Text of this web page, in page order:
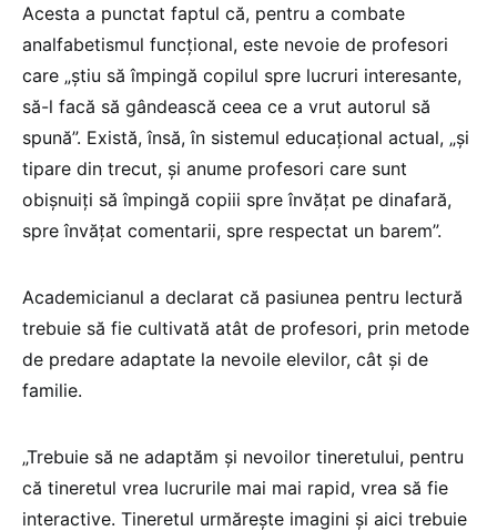
Acesta a punctat faptul că, pentru a combate
analfabetismul funcțional, este nevoie de profesori
care „știu să împingă copilul spre lucruri interesante,
să-l facă să gândească ceea ce a vrut autorul să
spună”. Există, însă, în sistemul educațional actual, „și
tipare din trecut, și anume profesori care sunt
obișnuiți să împingă copiii spre învățat pe dinafară,
spre învățat comentarii, spre respectat un barem”.
Academicianul a declarat că pasiunea pentru lectură
trebuie să fie cultivată atât de profesori, prin metode
de predare adaptate la nevoile elevilor, cât și de
familie.
„Trebuie să ne adaptăm și nevoilor tineretului, pentru
că tineretul vrea lucrurile mai mai rapid, vrea să fie
interactive. Tineretul urmărește imagini și aici trebuie